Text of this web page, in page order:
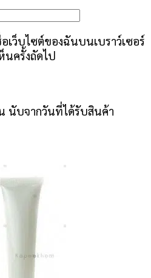
ว็บไซต์ของฉันบนเบราว์เซอร์
นครั้งถัดไป
นับจากวันที่ได้รับสินค้า